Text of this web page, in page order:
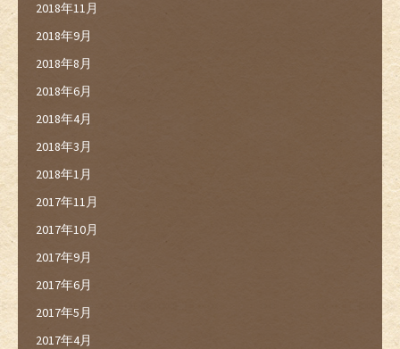
2018年11月
2018年9月
2018年8月
2018年6月
2018年4月
2018年3月
2018年1月
2017年11月
2017年10月
2017年9月
2017年6月
2017年5月
2017年4月